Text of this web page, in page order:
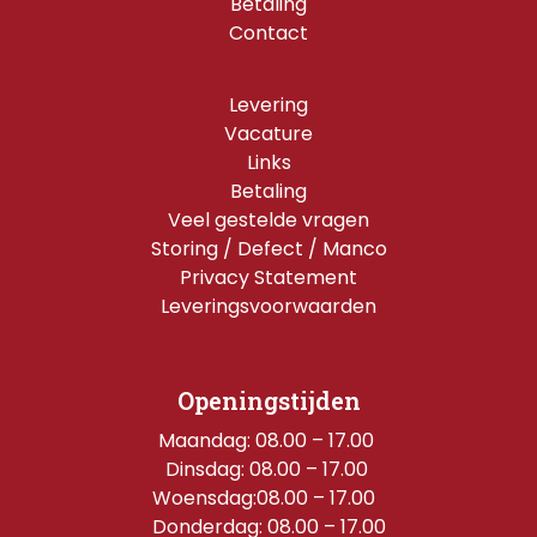
Contact
Levering
Vacature
Links
Betaling
Veel gestelde vragen
Storing / Defect / Manco
Privacy Statement
Leveringsvoorwaarden
Openingstijden
Maandag: 08.00 – 17.00
Dinsdag: 08.00 – 17.00
Woensdag:08.00 – 17.00
Donderdag: 08.00 – 17.00